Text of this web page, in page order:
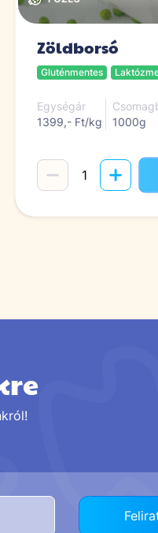
Zöldborsó
Gluténmentes
Egységár
1399,- Ft/kg
1000g